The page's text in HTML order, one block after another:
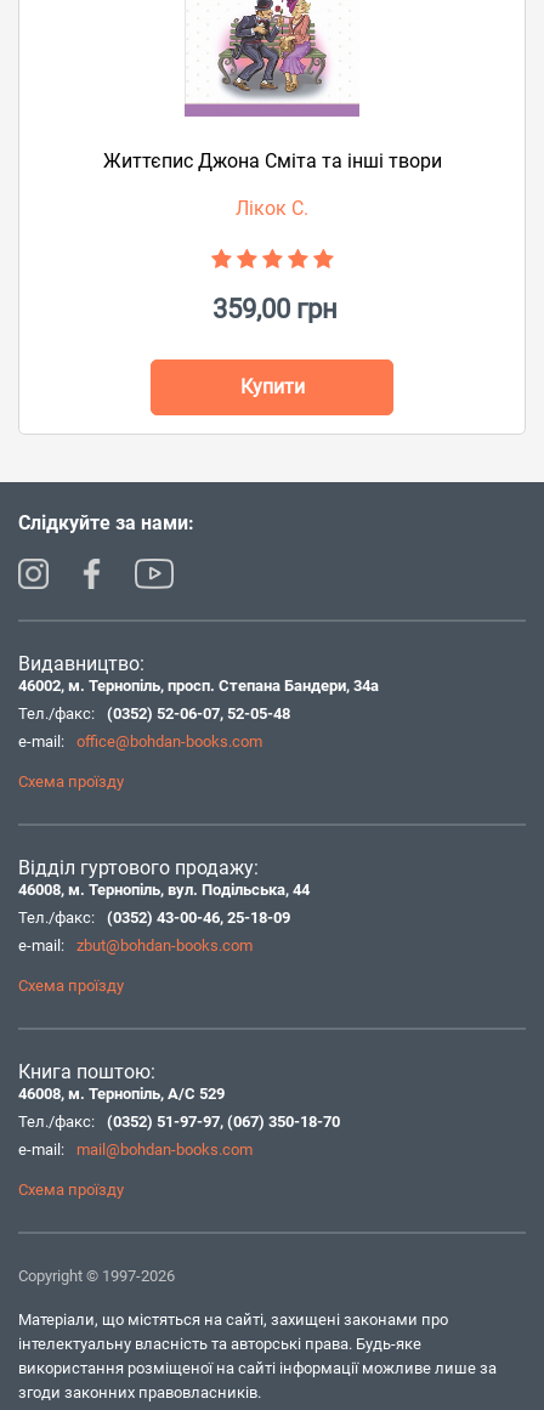
Життєпис Джона Сміта та інші твори
Лікок С.
359,00 грн
Купити
Слідкуйте за нами:
Видавництво:
46002, м. Тернопіль, просп. Степана Бандери, 34а
Тел./факс:
(0352) 52-06-07, 52-05-48
e-mail:
office@bohdan-books.com
Схема проїзду
Відділ гуртового продажу:
46008, м. Тернопіль, вул. Подільська, 44
Тел./факс:
(0352) 43-00-46, 25-18-09
e-mail:
zbut@bohdan-books.com
Схема проїзду
Книга поштою:
46008, м. Тернопіль, А/С 529
Тел./факс:
(0352) 51-97-97, (067) 350-18-70
e-mail:
mail@bohdan-books.com
Схема проїзду
Copyright © 1997-2026
Матеріали, що містяться на сайті, захищені законами про
інтелектуальну власність та авторські права. Будь-яке
використання розміщеної на сайті інформації можливе лише за
згоди законних правовласників.